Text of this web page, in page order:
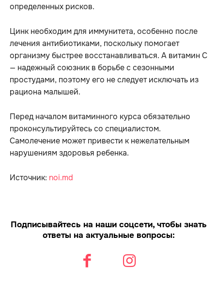
определенных рисков.
Цинк необходим для иммунитета, особенно после
лечения антибиотиками, поскольку помогает
организму быстрее восстанавливаться. А витамин С
— надежный союзник в борьбе с сезонными
простудами, поэтому его не следует исключать из
рациона малышей.
Перед началом витаминного курса обязательно
проконсультируйтесь со специалистом.
Самолечение может привести к нежелательным
нарушениям здоровья ребенка.
Источник: noi.md
Подписывайтесь на наши соцсети, чтобы знать
ответы на актуальные вопросы: